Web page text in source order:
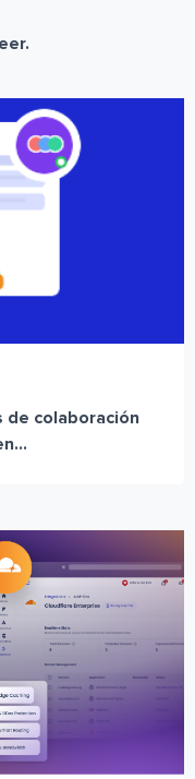
de colaboración